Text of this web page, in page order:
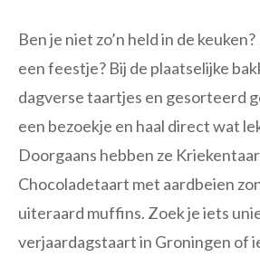
Ben je niet zo’n held in de
een feestje? Bij de plaatselijke
dagverse taartjes en gesorteerd
een bezoekje en haal direct wat
Doorgaans hebben ze
Chocoladetaart met aardbeien
uiteraard muffins. Zoek je iets
verjaardagstaart in Groningen of